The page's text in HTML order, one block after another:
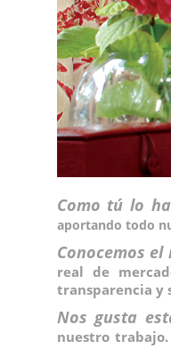
Como tú lo
aportando todo
Conocemos
real de
transparencia y
Nos gusta
nuestro